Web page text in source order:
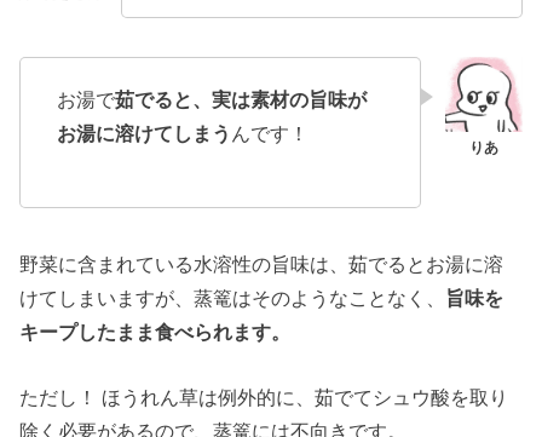
お湯で茹でると、実は素材の旨味が
お湯に溶けてしまう んです！
野菜に含まれている水溶性の旨味は、茹でるとお湯に溶
けてしまいますが、蒸篭はそのようなことなく、 旨味を
キープしたまま食べられます。
ただし！ ほうれん草は例外的に、茹でてシュウ酸を取り
除く必要があるので、蒸篭には不向きです。